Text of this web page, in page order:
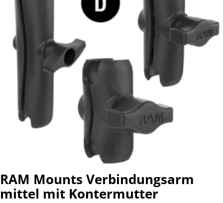
RAM Mounts Verbindungsarm
mittel mit Kontermutter